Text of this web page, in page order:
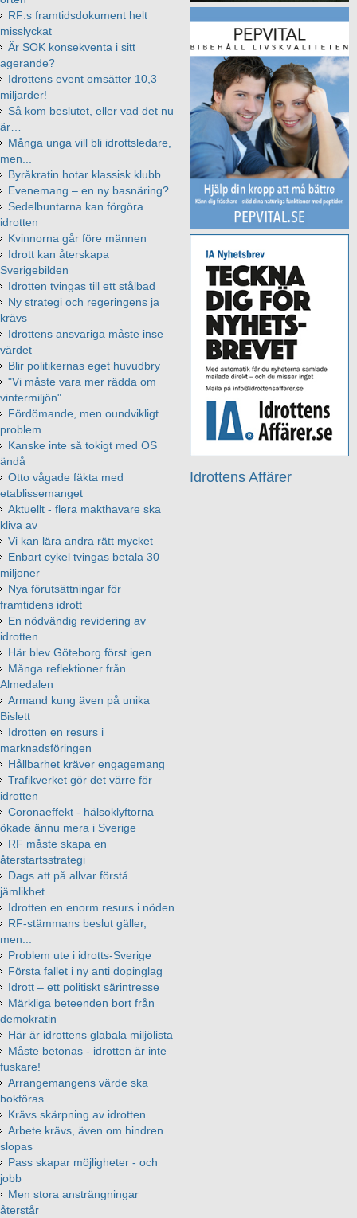
Idrottens Affärer
RF:s framtidsdokument helt
misslyckat
Är SOK konsekventa i sitt
agerande?
Idrottens event omsätter 10,3
miljarder!
Så kom beslutet, eller vad det nu
är…
Många unga vill bli idrottsledare,
men...
Byråkratin hotar klassisk klubb
Evenemang – en ny basnäring?
Sedelbuntarna kan förgöra
idrotten
Kvinnorna går före männen
Idrott kan återskapa
Sverigebilden
Idrotten tvingas till ett stålbad
Ny strategi och regeringens ja
krävs
Idrottens ansvariga måste inse
värdet
Blir politikernas eget huvudbry
"Vi måste vara mer rädda om
vintermiljön"
Fördömande, men oundvikligt
problem
Kanske inte så tokigt med OS
ändå
Otto vågade fäkta med
etablissemanget
Aktuellt - flera makthavare ska
kliva av
Vi kan lära andra rätt mycket
Enbart cykel tvingas betala 30
miljoner
Nya förutsättningar för
framtidens idrott
En nödvändig revidering av
idrotten
Här blev Göteborg först igen
Många reflektioner från
Almedalen
Armand kung även på unika
Bislett
Idrotten en resurs i
marknadsföringen
Hållbarhet kräver engagemang
Trafikverket gör det värre för
idrotten
Coronaeffekt - hälsoklyftorna
ökade ännu mera i Sverige
RF måste skapa en
återstartsstrategi
Dags att på allvar förstå
jämlikhet
Idrotten en enorm resurs i nöden
RF-stämmans beslut gäller,
men...
Problem ute i idrotts-Sverige
Första fallet i ny anti dopinglag
Idrott – ett politiskt särintresse
Märkliga beteenden bort från
demokratin
Här är idrottens glabala miljölista
Måste betonas - idrotten är inte
fuskare!
Arrangemangens värde ska
bokföras
Krävs skärpning av idrotten
Arbete krävs, även om hindren
slopas
Pass skapar möjligheter - och
jobb
Men stora ansträngningar
återstår